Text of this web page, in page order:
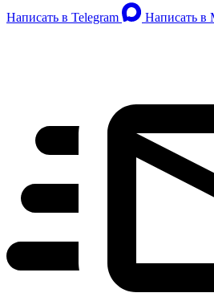
Написать в Telegram Написать в